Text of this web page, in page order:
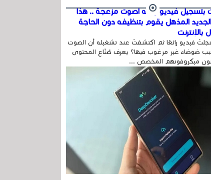
فيديو وفيه أصوت مزعجة .. هذا
الجديد المذهل يقوم بتنظيفه دون الحاجة
بالإنترنت
فيديو رائعًا ثم اكتشفتَ عند تشغيله أن الصوت
ضوضاء غير مرغوب فيها؟ يعرف صُنّاع المحتوى
ميكروفونهم المخصص ...